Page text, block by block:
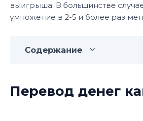
выигрыша. В большинстве
умножение в 2-5 и более раз
Содержание
Перевод денег